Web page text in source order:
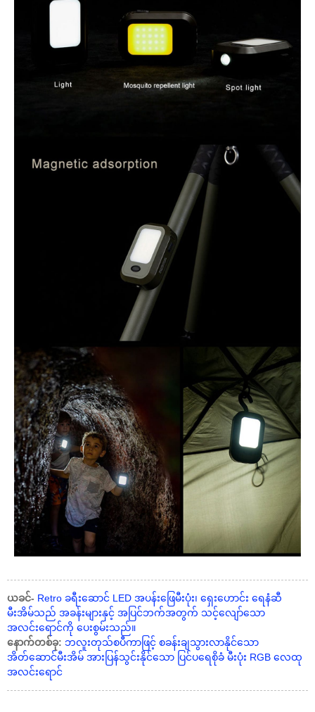
ယခင်- Retro ခရီးဆောင် LED အပန်းဖြေမီးပုံး၊ ရှေးဟောင်း ရေနံဆီ
မီးအိမ်သည် အခန်းများနှင့် အပြင်ဘက်အတွက် သင့်လျော်သော
အလင်းရောင်ကို ပေးစွမ်းသည်။
နောက်တစ်ခု: ဘလူးတုသ်စပီကာဖြင့် စခန်းချသွားလာနိုင်သော
အိတ်ဆောင်မီးအိမ် အားပြန်သွင်းနိုင်သော ပြင်ပရေစိုခံ မီးပုံး RGB လေထု
အလင်းရောင်